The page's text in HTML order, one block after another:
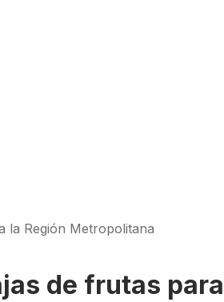
la Región Metropolitana
de frutas